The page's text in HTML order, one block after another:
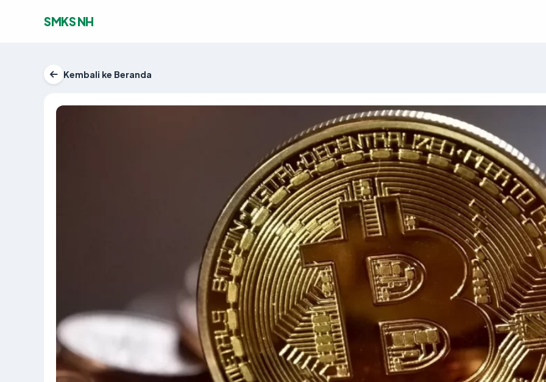
SMKS NH
Kembali ke Beranda